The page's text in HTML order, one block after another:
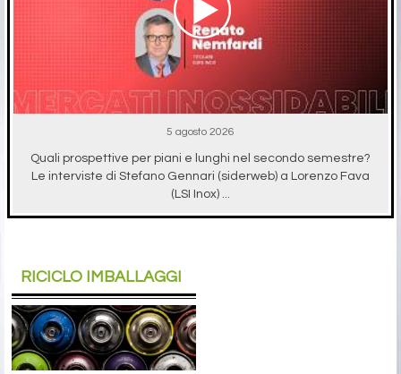
5 agosto 2026
Quali prospettive per piani e lunghi nel secondo semestre?
Le interviste di Stefano Gennari (siderweb) a Lorenzo Fava
(LSI Inox) ...
RICICLO IMBALLAGGI